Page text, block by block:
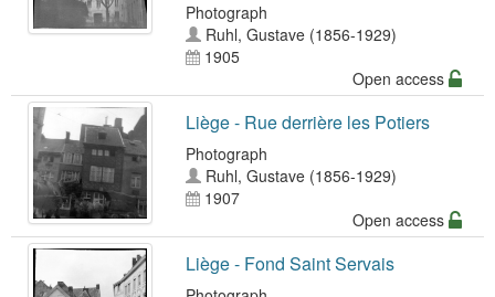
Photograph
Ruhl, Gustave (1856-1929)
1905
Open access
Liège - Rue derrière les Potiers
Photograph
Ruhl, Gustave (1856-1929)
1907
Open access
Liège - Fond Saint Servais